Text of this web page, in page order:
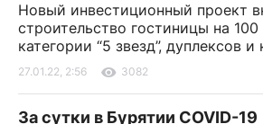
Новый инвестиционный проект
строительство гостиницы на
категории “5 звезд”, дуплексов
27.01.22, 2:56 3082
За сутки в Бурятии COVID-19